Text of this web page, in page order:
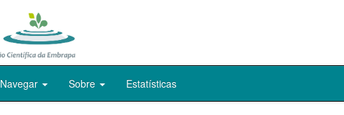
Navegar Sobre Estatísticas